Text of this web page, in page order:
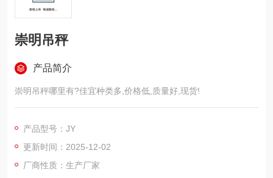
崇明吊秤
产品简介
崇明吊秤哪里有?佳宜种类多,价格低,质量好,现货!
产品型号：JY
更新时间：2025-12-02
厂商性质：生产厂家